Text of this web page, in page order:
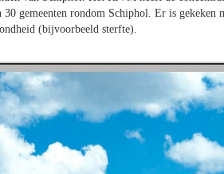
30 gemeenten rondom Schiphol. Er is gekeken
(bijvoorbeeld sterfte).